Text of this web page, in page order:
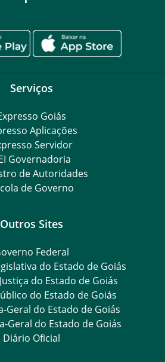
Serviços
Goiás
Aplicações
Servidor
Governadoria
de Autoridades
de Governo
Outros Sites
Federal
do Estado de Goiás
do Estado de Goiás
do Estado de Goiás
Geral do Estado de Goiás
Geral do Estado de Goiás
Diário Oficial